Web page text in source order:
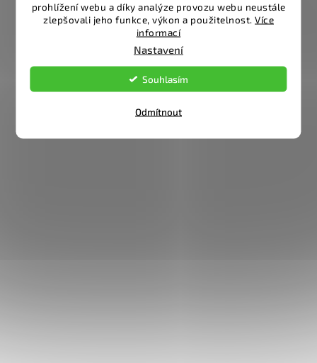
prohlížení webu a díky analýze provozu webu neustále
zlepšovali jeho funkce, výkon a použitelnost. Více
informací
Nastavení
Odmítnout
Souhlasím